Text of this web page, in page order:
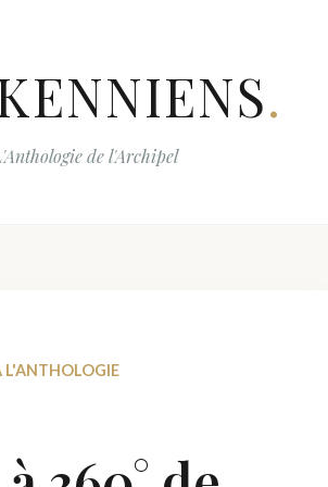
.
de l'Archipel
L'ANTHOLOGIE